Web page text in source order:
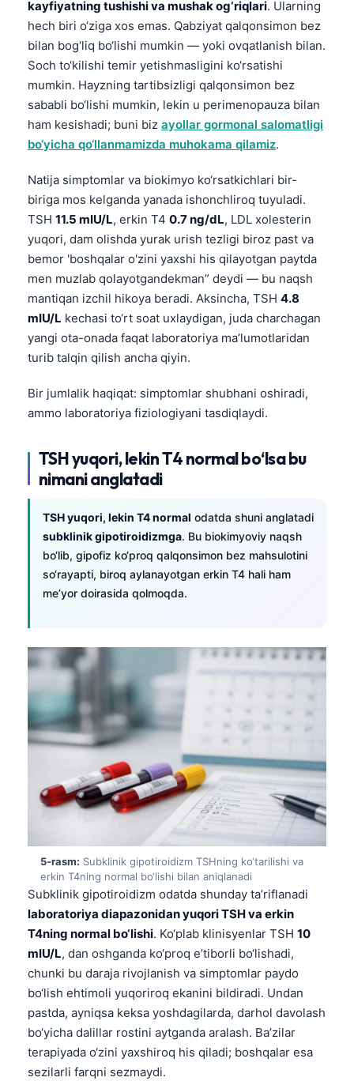
kayfiyatning tushishi va mushak og‘riqlari. Ularning
hech biri o‘ziga xos emas. Qabziyat qalqonsimon bez
bilan bog‘liq bo‘lishi mumkin — yoki ovqatlanish bilan.
Soch to‘kilishi temir yetishmasligini ko‘rsatishi
mumkin. Hayzning tartibsizligi qalqonsimon bez
sababli bo‘lishi mumkin, lekin u perimenopauza bilan
ham kesishadi; buni biz ayollar gormonal salomatligi
bo‘yicha qo‘llanmamizda muhokama qilamiz.
Natija simptomlar va biokimyo ko‘rsatkichlari bir-
biriga mos kelganda yanada ishonchliroq tuyuladi.
TSH 11.5 mIU/L, erkin T4 0.7 ng/dL, LDL xolesterin
yuqori, dam olishda yurak urish tezligi biroz past va
bemor 'boshqalar o'zini yaxshi his qilayotgan paytda
men muzlab qolayotgandekman” deydi — bu naqsh
mantiqan izchil hikoya beradi. Aksincha, TSH 4.8
mIU/L kechasi to‘rt soat uxlaydigan, juda charchagan
yangi ota-onada faqat laboratoriya ma’lumotlaridan
turib talqin qilish ancha qiyin.
Bir jumlalik haqiqat: simptomlar shubhani oshiradi,
ammo laboratoriya fiziologiyani tasdiqlaydi.
TSH yuqori, lekin T4 normal bo‘lsa bu
nimani anglatadi
TSH yuqori, lekin T4 normal odatda shuni anglatadi
subklinik gipotiroidizmga. Bu biokimyoviy naqsh
bo‘lib, gipofiz ko‘proq qalqonsimon bez mahsulotini
so‘rayapti, biroq aylanayotgan erkin T4 hali ham
me’yor doirasida qolmoqda.
5-rasm: Subklinik gipotiroidizm TSHning ko‘tarilishi va
erkin T4ning normal bo‘lishi bilan aniqlanadi
Subklinik gipotiroidizm odatda shunday ta’riflanadi
laboratoriya diapazonidan yuqori TSH va erkin
T4ning normal bo‘lishi. Ko‘plab klinisyenlar TSH 10
mIU/L, dan oshganda ko‘proq e’tiborli bo‘lishadi,
chunki bu daraja rivojlanish va simptomlar paydo
bo‘lish ehtimoli yuqoriroq ekanini bildiradi. Undan
pastda, ayniqsa keksa yoshdagilarda, darhol davolash
bo‘yicha dalillar rostini aytganda aralash. Ba’zilar
terapiyada o‘zini yaxshiroq his qiladi; boshqalar esa
sezilarli farqni sezmaydi.
Gàidhlig
Occitan
العربية المغربية
Afrikaans
Монгол
ພາສາລາວ
Basa Jawa
Cebuano
ئۇيغۇرچە
Татар теле
Беларуская мова
Esperanto
Frysk
Ślōnskŏ gŏdka
Norsk bokmål